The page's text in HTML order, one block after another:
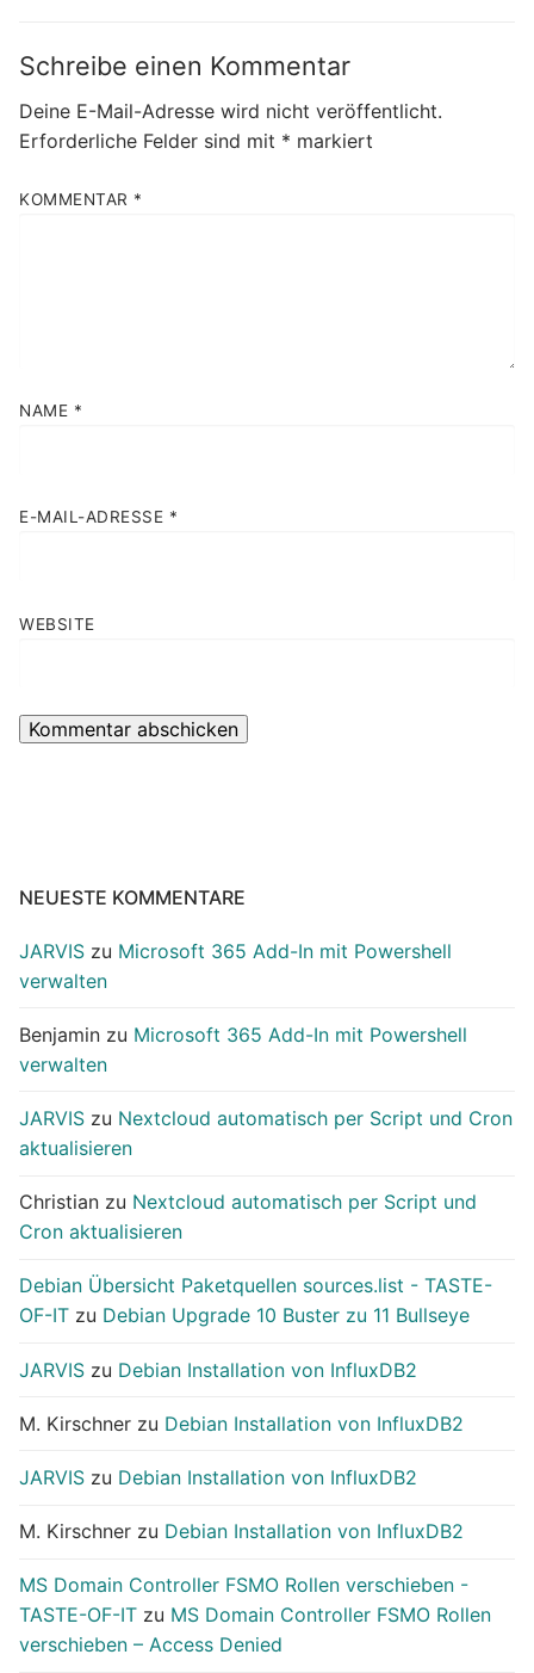
Schreibe einen Kommentar
Deine E-Mail-Adresse wird nicht veröffentlicht.
Erforderliche Felder sind mit * markiert
KOMMENTAR *
NAME *
E-MAIL-ADRESSE *
WEBSITE
NEUESTE KOMMENTARE
JARVIS zu Microsoft 365 Add-In mit Powershell
verwalten
Benjamin zu Microsoft 365 Add-In mit Powershell
verwalten
JARVIS zu Nextcloud automatisch per Script und Cron
aktualisieren
Christian zu Nextcloud automatisch per Script und
Cron aktualisieren
Debian Übersicht Paketquellen sources.list - TASTE-
OF-IT zu Debian Upgrade 10 Buster zu 11 Bullseye
JARVIS zu Debian Installation von InfluxDB2
M. Kirschner zu Debian Installation von InfluxDB2
JARVIS zu Debian Installation von InfluxDB2
M. Kirschner zu Debian Installation von InfluxDB2
MS Domain Controller FSMO Rollen verschieben -
TASTE-OF-IT zu MS Domain Controller FSMO Rollen
verschieben – Access Denied